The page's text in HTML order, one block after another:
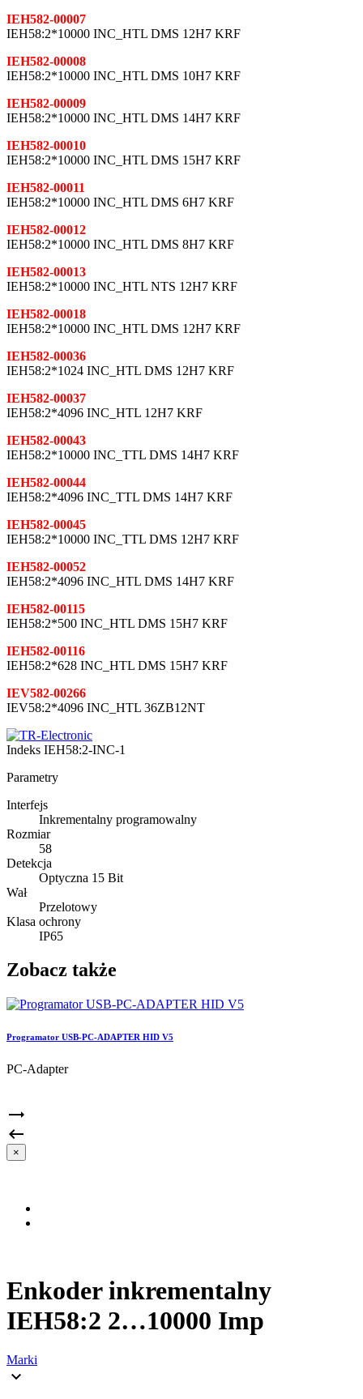
IEH582-00007
IEH58:2*10000 INC_HTL DMS 12H7 KRF
IEH582-00008
IEH58:2*10000 INC_HTL DMS 10H7 KRF
IEH582-00009
IEH58:2*10000 INC_HTL DMS 14H7 KRF
IEH582-00010
IEH58:2*10000 INC_HTL DMS 15H7 KRF
IEH582-00011
IEH58:2*10000 INC_HTL DMS 6H7 KRF
IEH582-00012
IEH58:2*10000 INC_HTL DMS 8H7 KRF
IEH582-00013
IEH58:2*10000 INC_HTL NTS 12H7 KRF
IEH582-00018
IEH58:2*10000 INC_HTL DMS 12H7 KRF
IEH582-00036
IEH58:2*1024 INC_HTL DMS 12H7 KRF
IEH582-00037
IEH58:2*4096 INC_HTL 12H7 KRF
IEH582-00043
IEH58:2*10000 INC_TTL DMS 14H7 KRF
IEH582-00044
IEH58:2*4096 INC_TTL DMS 14H7 KRF
IEH582-00045
IEH58:2*10000 INC_TTL DMS 12H7 KRF
IEH582-00052
IEH58:2*4096 INC_HTL DMS 14H7 KRF
IEH582-00115
IEH58:2*500 INC_HTL DMS 15H7 KRF
IEH582-00116
IEH58:2*628 INC_HTL DMS 15H7 KRF
IEV582-00266
IEV58:2*4096 INC_HTL 36ZB12NT
Indeks IEH58:2-INC-1
Parametry
Interfejs
Inkrementalny programowalny
Rozmiar
58
Detekcja
Optyczna 15 Bit
Wał
Przelotowy
Klasa ochrony
IP65
Zobacz także
Programator USB-PC-ADAPTER HID V5
PC-Adapter


×
Enkoder inkrementalny
IEH58:2 2…10000 Imp
Marki
